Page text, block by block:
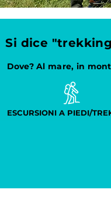
Si dice
Dove? Al mare, in
ESCURSIONI A PIEDI/